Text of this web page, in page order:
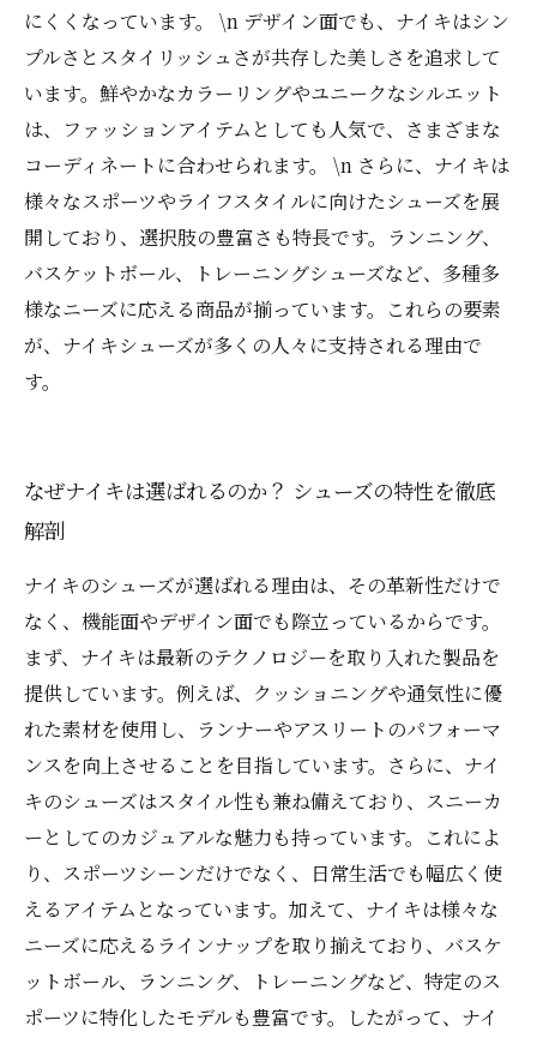
にくくなっています。 \n デザイン面でも、ナイキはシン
プルさとスタイリッシュさが共存した美しさを追求して
います。鮮やかなカラーリングやユニークなシルエット
は、ファッションアイテムとしても人気で、さまざまな
コーディネートに合わせられます。 \n さらに、ナイキは
様々なスポーツやライフスタイルに向けたシューズを展
開しており、選択肢の豊富さも特長です。ランニング、
バスケットボール、トレーニングシューズなど、多種多
様なニーズに応える商品が揃っています。これらの要素
が、ナイキシューズが多くの人々に支持される理由で
す。
なぜナイキは選ばれるのか？ シューズの特性を徹底
解剖
ナイキのシューズが選ばれる理由は、その革新性だけで
なく、機能面やデザイン面でも際立っているからです。
まず、ナイキは最新のテクノロジーを取り入れた製品を
提供しています。例えば、クッショニングや通気性に優
れた素材を使用し、ランナーやアスリートのパフォーマ
ンスを向上させることを目指しています。さらに、ナイ
キのシューズはスタイル性も兼ね備えており、スニーカ
ーとしてのカジュアルな魅力も持っています。これによ
り、スポーツシーンだけでなく、日常生活でも幅広く使
えるアイテムとなっています。加えて、ナイキは様々な
ニーズに応えるラインナップを取り揃えており、バスケ
ットボール、ランニング、トレーニングなど、特定のス
ポーツに特化したモデルも豊富です。したがって、ナイ